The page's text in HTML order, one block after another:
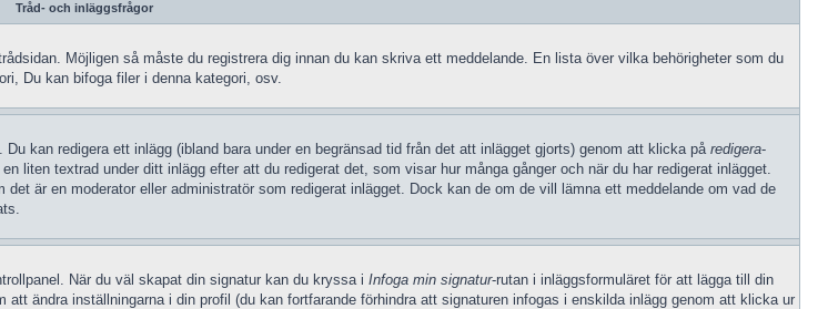
Tråd- och inläggsfrågor
Möjligen så måste du registrera dig innan du kan skriva ett meddelande. En lista över vilka behörigheter som du
Du kan bifoga filer i denna kategori, osv.
kan redigera ett inlägg (ibland bara under en begränsad tid från det att inlägget gjorts) genom att klicka på redigera-
liten textrad under ditt inlägg efter att du redigerat det, som visar hur många gånger och när du har redigerat inlägget.
är en moderator eller administratör som redigerat inlägget. Dock kan de om de vill lämna ett meddelande om vad de
När du väl skapat din signatur kan du kryssa i Infoga min signatur-rutan i inläggsformuläret för att lägga till din
ändra inställningarna i din profil (du kan fortfarande förhindra att signaturen infogas i enskilda inlägg genom att klicka ur